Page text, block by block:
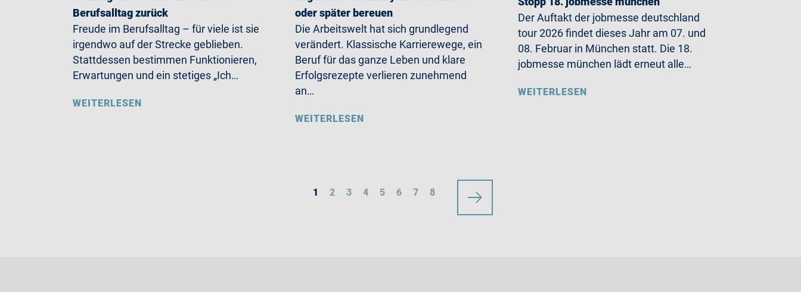
Berufsalltag zurück
Freude im Berufsalltag – für viele ist sie
irgendwo auf der Strecke geblieben.
Stattdessen bestimmen Funktionieren,
Erwartungen und ein stetiges „Ich…
WEITERLESEN
oder später bereuen
Die Arbeitswelt hat sich grundlegend
verändert. Klassische Karrierewege, ein
Beruf für das ganze Leben und klare
Erfolgsrezepte verlieren zunehmend
an…
WEITERLESEN
Der Auftakt der jobmesse deutschland
tour 2026 findet dieses Jahr am 07. und
08. Februar in München statt. Die 18.
jobmesse münchen lädt erneut alle…
WEITERLESEN
1 2 3 4 5 6 7 8